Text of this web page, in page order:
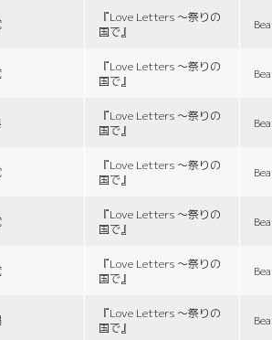
『Love Letters 〜祭りの
国で』
『Love Letters 〜祭りの
国で』
『Love Letters 〜祭りの
国で』
『Love Letters 〜祭りの
国で』
『Love Letters 〜祭りの
国で』
『Love Letters 〜祭りの
国で』
『Love Letters 〜祭りの
国で』